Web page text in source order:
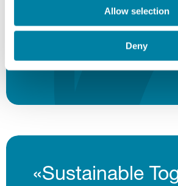
Allow selection
Deny
«Sustainable